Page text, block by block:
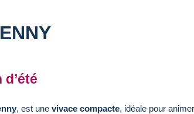
, est une vivace compacte, idéale pour